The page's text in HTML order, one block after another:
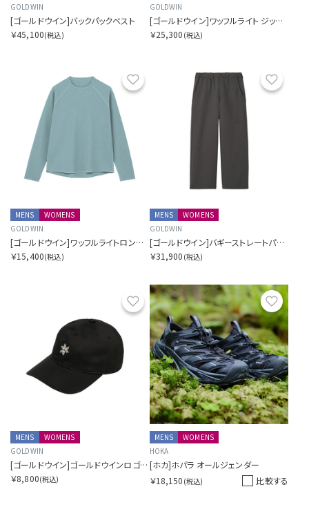
GOLDWIN
[ゴールドウイン]バックパックベスト
￥45,100(税込)
GOLDWIN
[ゴールドウイン]ワッフルライト ジップ カーディガン
￥25,300 (税込)
お気に入り
MENS
WOMENS
GOLDWIN
[ゴールドウイン]ワッフルライトロングスリーブティーシャツ
￥15,400(税込)
MENS
WOMENS
GOLDWIN
[ゴールドウイン]バギーストレートパンツ
￥31,900 (税込)
お気に入り
MENS
WOMENS
GOLDWIN
[ゴールドウイン]ゴールドウインロゴコットンキャップ
￥8,800(税込)
お気
MENS
WOMENS
HOKA
[ホカ]ホパラ オールジェンダー
￥18,150 (税込) 比較する